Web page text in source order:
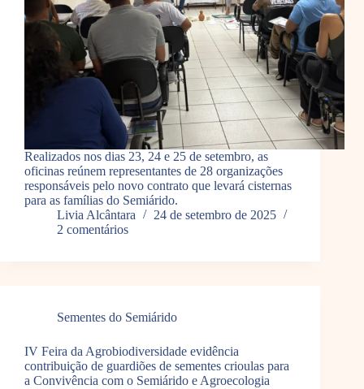
Realizados nos dias 23, 24 e 25 de setembro, as
oficinas reúnem representantes de 28 organizações
responsáveis pelo novo contrato que levará cisternas
para as famílias do Semiárido.
Livia Alcântara
24 de setembro de 2025
2 comentários
Sementes do Semiárido
IV Feira da Agrobiodiversidade evidência
contribuição de guardiões de sementes crioulas para
a Convivência com o Semiárido e Agroecologia